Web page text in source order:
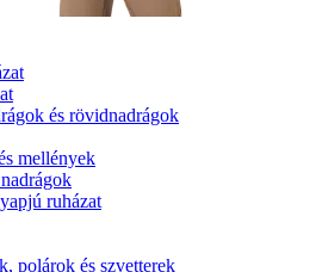
és rövidnadrágok
mellények
ruházat
polárok és szvetterek